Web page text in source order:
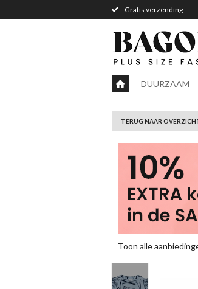
Gratis verzending
DUURZAAM
TERUG NAAR
Toon alle